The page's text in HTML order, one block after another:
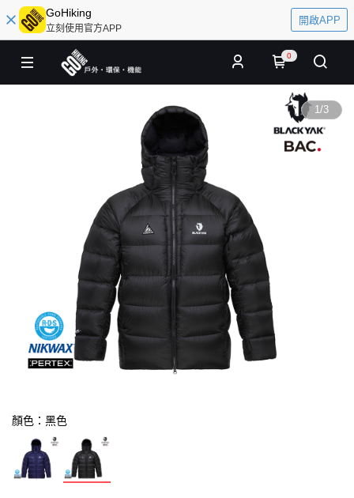
GoHiking
立刻使用官方APP
開啟APP
0
1/3
顏色：黑色